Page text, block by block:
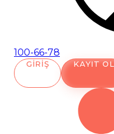
100-66-78
GIRIŞ KAYIT OL